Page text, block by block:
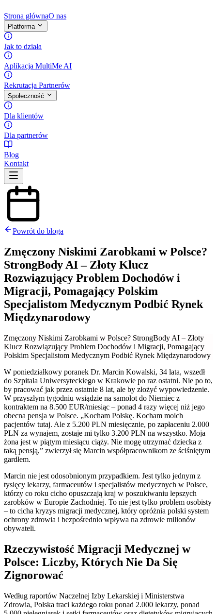
Strona głównaO nas
Platforma
Jak to działa
Aplikacja MultiMe AI
Rekrutacja Partnerów
Społeczność
Dla klientów
Dla partnerów
Blog
Kontakt
Powrót do bloga
Zmęczony Niskimi Zarobkami w Polsce?
StrongBody AI – Złoty Klucz
Rozwiązujący Problem Dochodów i
Migracji, Pomagający Polskim
Specjalistom Medycznym Podbić Rynek
Międzynarodowy
Zmęczony Niskimi Zarobkami w Polsce? StrongBody AI – Złoty
Klucz Rozwiązujący Problem Dochodów i Migracji, Pomagający
Polskim Specjalistom Medycznym Podbić Rynek Międzynarodowy
W poniedziałkowy poranek Dr. Marcin Kowalski, 34 lata, wszedł
do Szpitala Uniwersyteckiego w Krakowie po raz ostatni. Nie po to,
by pracować jak przez ostatnie 8 lat, ale by złożyć wypowiedzenie.
W przyszłym tygodniu wsiądzie na samolot do Niemiec z
kontraktem na 8.500 EUR/miesiąc – ponad 4 razy więcej niż jego
obecna pensja w Polsce. „Kocham Polskę. Kocham moich
pacjentów tutaj. Ale z 5.200 PLN miesięcznie, po zapłaceniu 2.000
PLN za wynajem, zostaje mi tylko 3.200 PLN na wszystko. Moja
żona jest w piątym miesiącu ciąży. Nie mogę utrzymać dziecka z
taką pensją,” zwierzył się Marcin współpracownikom ze ściśniętym
gardłem.
Marcin nie jest odosobnionym przypadkiem. Jest tylko jednym z
tysięcy lekarzy, farmaceutów i specjalistów medycznych w Polsce,
którzy co roku cicho opuszczają kraj w poszukiwaniu lepszych
zarobków w Europie Zachodniej. To nie jest tylko problem osobisty
– to cicha kryzys migracji medycznej, który opróżnia polski system
ochrony zdrowia i bezpośrednio wpływa na zdrowie milionów
obywateli.
Rzeczywistość Migracji Medycznej w
Polsce: Liczby, Których Nie Da Się
Zignorować
Według raportów Naczelnej Izby Lekarskiej i Ministerstwa
Zdrowia, Polska traci każdego roku ponad 2.000 lekarzy, ponad